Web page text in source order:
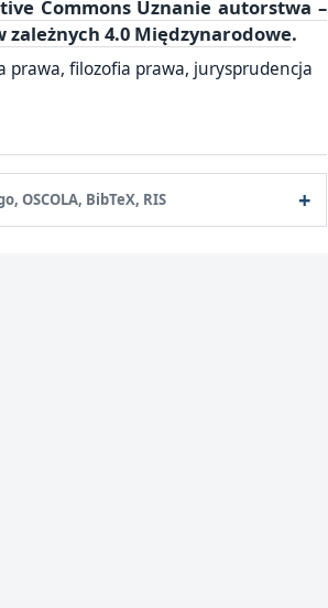
Commons Uznanie autorstwa –
4.0 Międzynarodowe.
prawa, filozofia prawa, jurysprudencja
OSCOLA, BibTeX, RIS